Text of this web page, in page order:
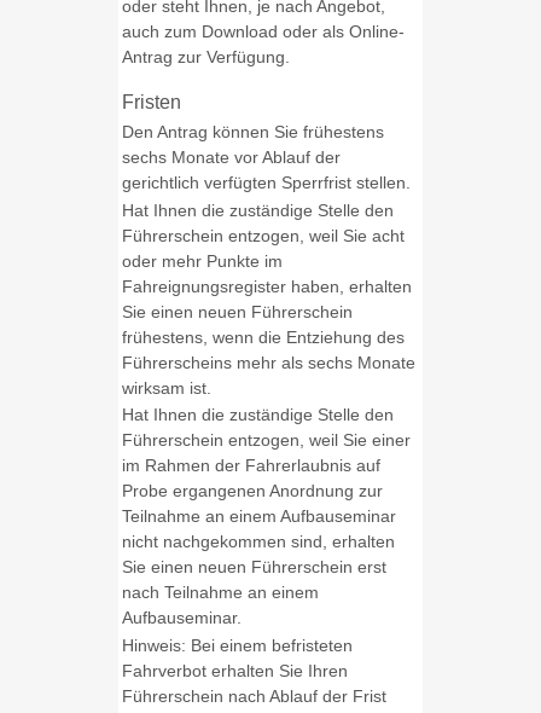
oder steht Ihnen, je nach Angebot,
auch zum Download oder als Online-
Antrag zur Verfügung.
Fristen
Den Antrag können Sie frühestens
sechs Monate vor Ablauf der
gerichtlich verfügten Sperrfrist stellen.
Hat Ihnen die zuständige Stelle den
Führerschein entzogen, weil Sie acht
oder mehr Punkte im
Fahreignungsregister haben, erhalten
Sie einen neuen Führerschein
frühestens, wenn die Entziehung des
Führerscheins mehr als sechs Monate
wirksam ist.
Hat Ihnen die zuständige Stelle den
Führerschein entzogen, weil Sie einer
im Rahmen der Fahrerlaubnis auf
Probe ergangenen Anordnung zur
Teilnahme an einem Aufbauseminar
nicht nachgekommen sind, erhalten
Sie einen neuen Führerschein erst
nach Teilnahme an einem
Aufbauseminar.
Hinweis: Bei einem befristeten
Fahrverbot erhalten Sie Ihren
Führerschein nach Ablauf der Frist